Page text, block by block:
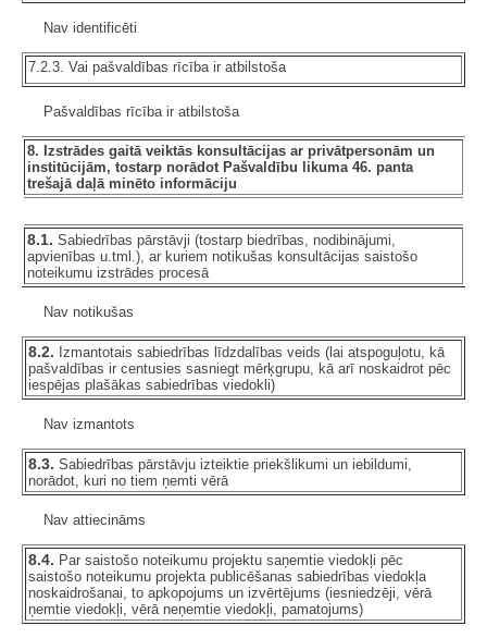
Nav identificēti
7.2.3. Vai pašvaldības rīcība ir atbilstoša
Pašvaldības rīcība ir atbilstoša
8. Izstrādes gaitā veiktās konsultācijas ar privātpersonām un
institūcijām, tostarp norādot Pašvaldību likuma 46. panta
trešajā daļā minēto informāciju
8.1. Sabiedrības pārstāvji (tostarp biedrības, nodibinājumi,
apvienības u.tml.), ar kuriem notikušas konsultācijas saistošo
noteikumu izstrādes procesā
Nav notikušas
8.2. Izmantotais sabiedrības līdzdalības veids (lai atspoguļotu, kā
pašvaldības ir centusies sasniegt mērķgrupu, kā arī noskaidrot pēc
iespējas plašākas sabiedrības viedokli)
Nav izmantots
8.3. Sabiedrības pārstāvju izteiktie priekšlikumi un iebildumi,
norādot, kuri no tiem ņemti vērā
Nav attiecināms
8.4. Par saistošo noteikumu projektu saņemtie viedokļi pēc
saistošo noteikumu projekta publicēšanas sabiedrības viedokļa
noskaidrošanai, to apkopojums un izvērtējums (iesniedzēji, vērā
ņemtie viedokļi, vērā neņemtie viedokļi, pamatojums)